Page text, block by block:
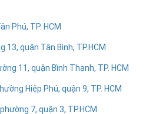
Phú, TP. HCM
13, quận Tân Bình, TP.HCM
11, quận Bình Thạnh, TP. HCM
Hiệp Phú, quận 9, TP. HCM
7, quận 3, TP.HCM